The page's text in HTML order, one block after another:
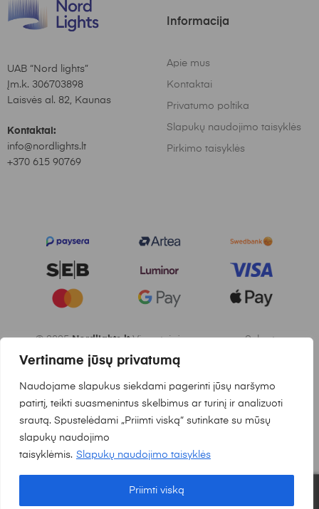
Vertiname jūsų privatumą
Naudojame slapukus siekdami pagerinti jūsų naršymo
patirtį, teikti suasmenintus skelbimus ar turinį ir analizuoti
srautą. Spustelėdami „Priimti viską“ sutinkate su mūsų
slapukų naudojimo
taisyklėmis. Slapukų naudojimo taisyklės
Priimti viską
UAB “Nord lights”
Įm.k. 306703898
Laisvės al. 82, Kaunas
Kontaktai:
info@nordlights.lt
+370 615 90769
Informacija
Apie mus
Kontaktai
Privatumo poltika
Slapukų naudojimo taisyklės
Pirkimo taisyklės
© 2025Nordlights.ltVisos teisės saugomos. Sukurta:
Waymakers.lt